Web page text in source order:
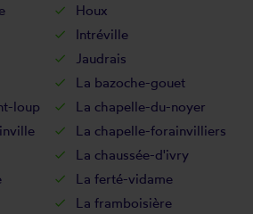
Houx
Intréville
Jaudrais
La bazoche-gouet
loup
La chapelle-du-noyer
La chapelle-forainvilliers
La chaussée-d'ivry
La ferté-vidame
La framboisière